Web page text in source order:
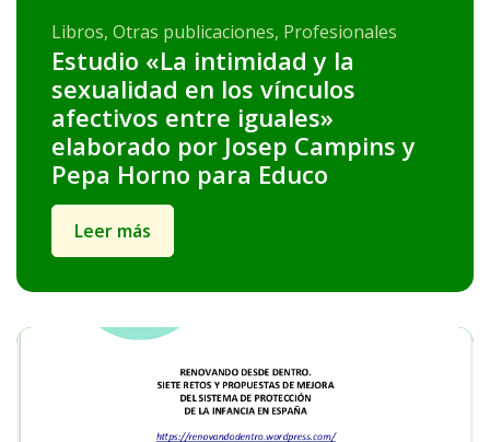
Libros, Otras publicaciones, Profesionales
Estudio «La intimidad y la
sexualidad en los vínculos
afectivos entre iguales»
elaborado por Josep Campins y
Pepa Horno para Educo
Leer más